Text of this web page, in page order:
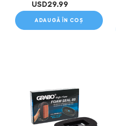
USD29.99
ADAUGĂ ÎN COȘ